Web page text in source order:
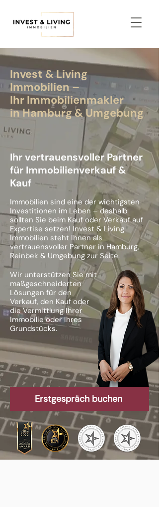
Invest & Living
Immobilien –
Ihr Immobilienmakler
in Hamburg & Umgebung
Ihr vertrauensvoller Partner
für Immobilienverkauf &
Kauf
Immobilien sind eine der wichtigsten
Investitionen im Leben – deshalb
sollten Sie beim Kauf oder Verkauf auf
Expertise setzen! Invest & Living
Immobilien steht Ihnen als
vertrauensvoller Partner in Hamburg,
Reinbek & Umgebung zur Seite.
Wir unterstützen Sie mit
maßgeschneiderten
Lösungen für den
Verkauf, den Kauf oder
die Vermittlung Ihrer
Immobilie oder Ihres
Grundstücks.
Erstgespräch buchen